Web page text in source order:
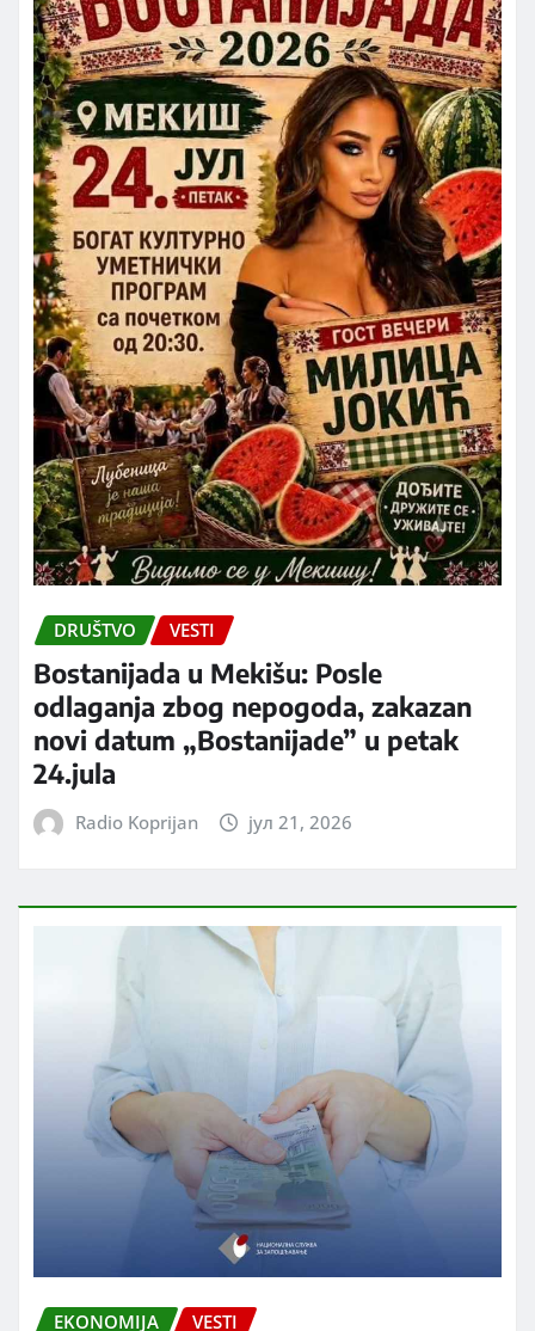
DRUŠTVO VESTI
Bostanijada u Mekišu: Posle
odlaganja zbog nepogoda, zakazan
novi datum „Bostanijade” u petak
24.jula
Radio Koprijan јул 21, 2026
EKONOMIJA VESTI